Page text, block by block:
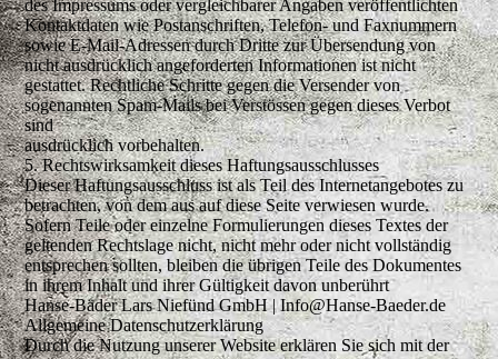
des Impressums oder vergleichbarer Angaben veröffentlichten
Kontaktdaten wie Postanschriften, Telefon- und Faxnummern
sowie E-Mail-Adressen durch Dritte zur Übersendung von
nicht ausdrücklich angeforderten Informationen ist nicht
gestattet. Rechtliche Schritte gegen die Versender von
sogenannten Spam-Mails bei Verstössen gegen dieses Verbot
sind
ausdrücklich vorbehalten.
5. Rechtswirksamkeit dieses Haftungsausschlusses
Dieser Haftungsausschluss ist als Teil des Internetangebotes zu
betrachten, von dem aus auf diese Seite verwiesen wurde.
Sofern Teile oder einzelne Formulierungen dieses Textes der
geltenden Rechtslage nicht, nicht mehr oder nicht vollständig
entsprechen sollten, bleiben die übrigen Teile des Dokumentes
in ihrem Inhalt und ihrer Gültigkeit davon unberührt
Hanse-Bäder Lars Niefünd GmbH | Info@Hanse-Baeder.de
Allgemeine Datenschutzerklärung
Durch die Nutzung unserer Website erklären Sie sich mit der